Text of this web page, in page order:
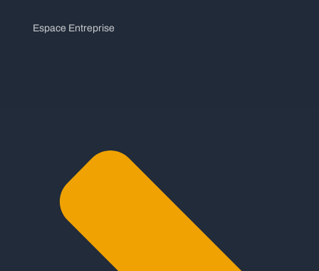
Espace Entreprise